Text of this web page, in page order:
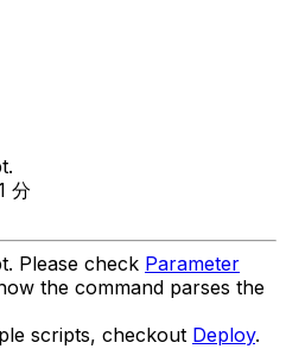
分
Please check Parameter
the command parses the
scripts, checkout Deploy.